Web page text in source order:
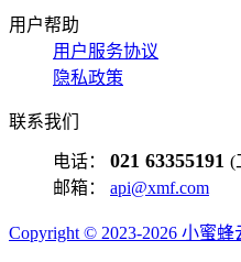
用户帮助
用户服务协议
隐私政策
联系我们
电话： 021 63355191 (
邮箱： api@xmf.com
Copyright © 2023-2026 小蜜蜂